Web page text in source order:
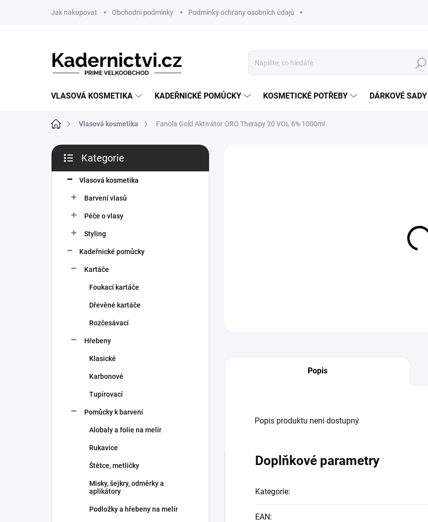
Jak nakupovat Obchodní podmínky Podmínky ochrany osobních údajů
Hledat
VLASOVÁ KOSMETIKA KADEŘNICKÉ POMŮCKY KOSMETICKÉ POTŘEBY DÁRKOVÉ SADY
Domů Vlasová kosmetika Fanola Gold Aktivátor ORO Therapy 20 VOL 6% 1000ml
P
s
kategorie
Kategorie
Vlasová kosmetika
Barvení vlasů
Péče o vlasy
Styling
Kadeřnické pomůcky
Kartáče
Foukací kartáče
Dřevěné kartáče
Rozčesávací
Hřebeny
Klasické
Karbonové
Tupírovací
Pomůcky k barvení
Alobaly a folie na melír
Rukavice
Štětce, metličky
Misky, šejkry, odměrky a
aplikátory
Podložky a hřebeny na melír
Popis
Popis produktu není dostupný
Doplňkové parametry
Kategorie:
EAN: